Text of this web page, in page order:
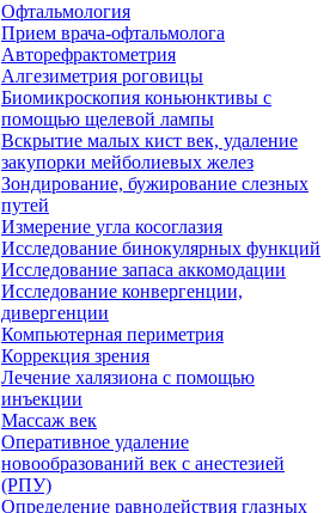
Офтальмология
Прием врача-офтальмолога
Авторефрактометрия
Алгезиметрия роговицы
Биомикроскопия коньюнктивы с
помощью щелевой лампы
Вскрытие малых кист век, удаление
закупорки мейболиевых желез
Зондирование, бужирование слезных
путей
Измерение угла косоглазия
Исследование бинокулярных функций
Исследование запаса аккомодации
Исследование конвергенции,
дивергенции
Компьютерная периметрия
Коррекция зрения
Лечение халязиона с помощью
инъекции
Массаж век
Оперативное удаление
новообразований век с анестезией
(РПУ)
Определение равнодействия глазных